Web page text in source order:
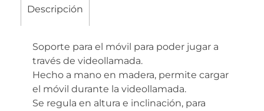
Descripción
Soporte para el móvil para poder jugar a
través de videollamada.
Hecho a mano en madera, permite cargar
el móvil durante la videollamada.
Se regula en altura e inclinación, para